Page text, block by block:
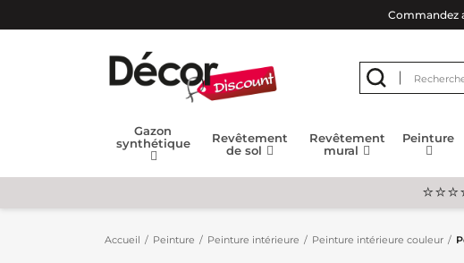
Commandez
Gazon
synthétique
Revêtement
de sol
Revêtement
mural
Peinture
Accueil Peinture Peinture intérieure Peinture intérieure couleur